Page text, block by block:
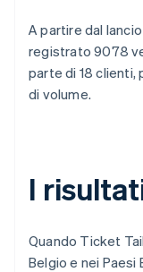
A partire dal
registrato 9078
parte di 18 clienti,
di volume.
I
Quando Ticket
Belgio e nei Paesi